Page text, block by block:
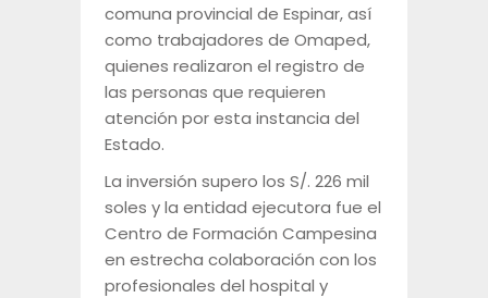
comuna provincial de Espinar, así
como trabajadores de Omaped,
quienes realizaron el registro de
las personas que requieren
atención por esta instancia del
Estado.
La inversión supero los S/. 226 mil
soles y la entidad ejecutora fue el
Centro de Formación Campesina
en estrecha colaboración con los
profesionales del hospital y